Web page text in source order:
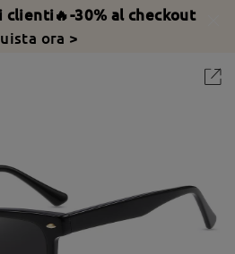
clienti🔥-30% al checkout
ora >